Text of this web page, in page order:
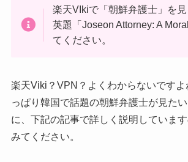
楽天VIkiで「朝鮮弁護士」を見
英題「Joseon Attorney: A
てください。
楽天Viki？VPN？よくわからないです
っぱり韓国で話題の朝鮮弁護士が見た
に、下記の記事で詳しく説明していま
みてください。